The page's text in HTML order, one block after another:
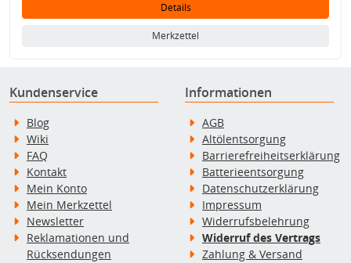
Details
Merkzettel
Kundenservice
Blog
Wiki
FAQ
Kontakt
Mein Konto
Mein Merkzettel
Newsletter
Reklamationen und
Rücksendungen
Informationen
AGB
Altölentsorgung
Barrierefreiheitserklärung
Batterieentsorgung
Datenschutzerklärung
Impressum
Widerrufsbelehrung
Widerruf des Vertrags
Zahlung & Versand